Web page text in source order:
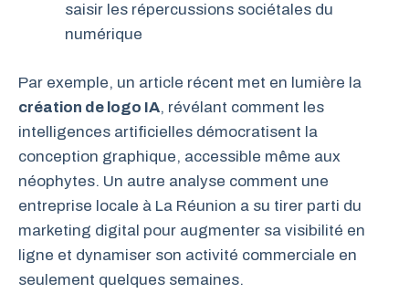
saisir les répercussions sociétales du
numérique
Par exemple, un article récent met en lumière la
création de logo IA, révélant comment les
intelligences artificielles démocratisent la
conception graphique, accessible même aux
néophytes. Un autre analyse comment une
entreprise locale à La Réunion a su tirer parti du
marketing digital pour augmenter sa visibilité en
ligne et dynamiser son activité commerciale en
seulement quelques semaines.